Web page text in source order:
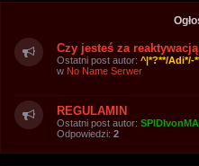
Czy jesteś za
Ostatni post autor: ^|*?**/Adi*/-
w No Name Serwer
REGULAMIN
Ostatni post autor:
Odpowiedzi: 2